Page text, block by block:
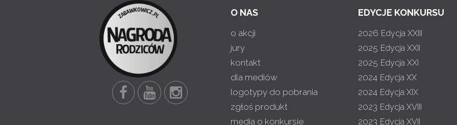
O NAS
o akcji
jury
kontakt
dla mediów
logotypy do pobrania
zgłoś produkt
media o konkursie
EDYCJE KONKURSU
2026 Edycja XXIII
2025 Edycja XXII
2025 Edycja XXI
2024 Edycja XX
2024 Edycja XIX
2023 Edycja XVIII
2023 Edycja XVII